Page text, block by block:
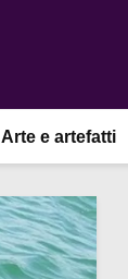
Arte e artefatti